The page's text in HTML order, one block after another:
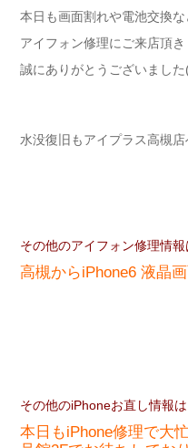
本日も画面割れや電池交換な
アイフォン修理にご来店頂き
誠にありがとうございまし
水没復旧もアイプラス高槻店
その他のアイフォン修理情
高槻からiPhone6 液晶
その他のiPhoneお直し情報
本日もiPhone修理で大